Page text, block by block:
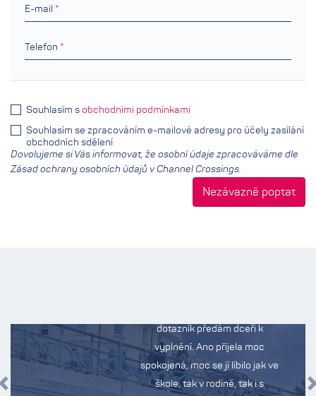
E-mail
Telefon
Souhlasím s obchodními podmínkami
Souhlasím se zpracováním e-mailové adresy pro účely zasílání
obchodních sdělení
Dovolujeme si Vás informovat, že osobní údaje zpracováváme dle
Zásad ochrany osobních údajů v Channel Crossings.
dotazník předám dceři k
vyplnění. Ano přijela moc
spokojená, moc se jí líbilo jak ve
škole, tak v rodině, tak i s
Předchozí